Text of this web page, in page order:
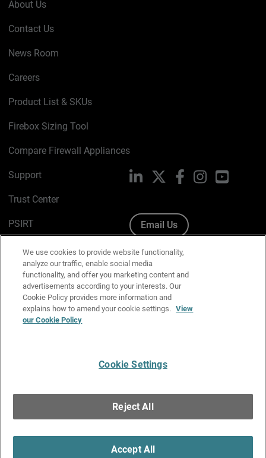
About Us
Contact Us
News Room
Careers
Product List & SKUs
Firebox Sizing Tool
Compare Firewall Appliances
Support
Trust Center
PSIRT
Cookie Policy
Privacy Policy
Media & Brand Kit
Manage Email Preferences
LinkedIn FacebookInstagramYouTube
Email Us
Copyright © 1996-2026 WatchGuard Technologies, Inc. All
Rights Reserved.
We use cookies to provide website functionality,
analyze our traffic, enable social media
functionality, and offer you marketing content and
advertisements according to your interests. Our
Cookie Policy provides more information and
explains how to amend your cookie settings. View
our Cookie Policy
Cookie Settings
Reject All
Accept All